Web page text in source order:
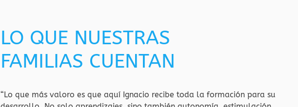
LO QUE NUESTRAS
FAMILIAS CUENTAN
“Lo que más valoro es que aquí Ignacio recibe toda la formación para su